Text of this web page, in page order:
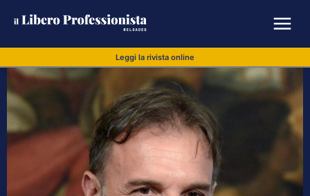
Leggi la rivista online